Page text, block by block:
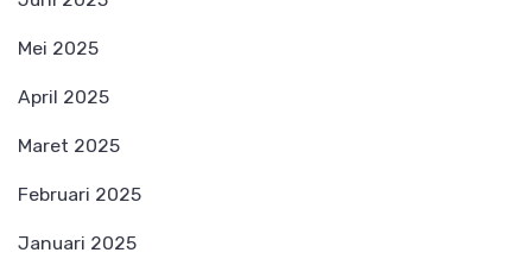
Mei 2025
April 2025
Maret 2025
Februari 2025
Januari 2025